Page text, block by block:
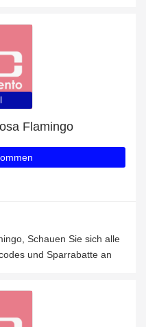
Flamingo
Schauen Sie sich alle
und Sparrabatte an